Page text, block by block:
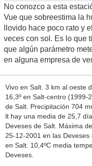
No conozco a esta
Vue que sobreestima la
llovido hace poco rato y
veces con sol. Es lo que
que algún parámetro
en alguna empresa de
Vivo en Salt. 3 km al oeste
16,3º en Salt-centro (1999-
de Salt. Precipitación 704
lt hay una media de 25,7
Deveses de Salt. Máxima
25-12-2001 en las Deveses
en Salt. 10,4ºC media
Deveses.